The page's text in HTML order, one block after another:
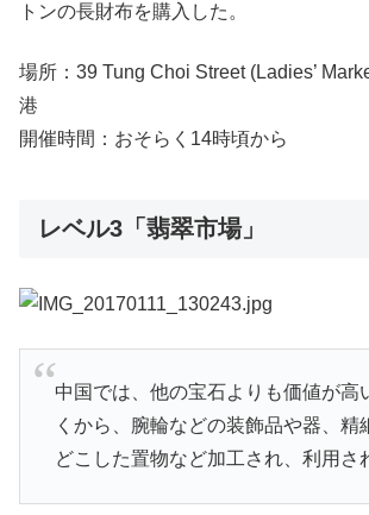
トンの長財布を購入した。
場所：39 Tung Choi Street (Ladies’
港
開催時間：おそらく14時頃から
レベル3「翡翠市場」
中国では、他の宝石よりも価値が高
くから、腕輪などの装飾品や器、精
どこした置物など加工され、利用さ